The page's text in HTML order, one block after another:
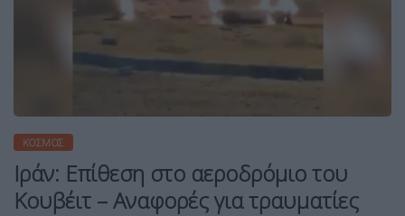
ΚΌΣΜΟΣ
Ιράν: Επίθεση στο αεροδρόμιο του
Κουβέιτ – Αναφορές για τραυματίες